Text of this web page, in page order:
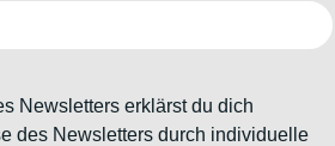
Newsletters erklärst du dich
des Newsletters durch individuelle